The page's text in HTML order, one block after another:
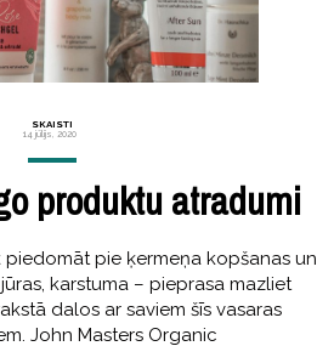
SKAISTI
14 jūlijs, 2020
produktu atradumi
piedomāt pie ķermeņa kopšanas un
karstuma – pieprasa mazliet
dalos ar saviem šīs vasaras
John Masters Organic